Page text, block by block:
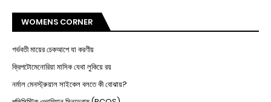
WOMENS CORNER
গর্ভবতী মায়ের চেকআপে যা করণীয়
ক্রিপটোমেনোরিয়া মাসিক যেথা লুকিয়ে রয়
নর্মাল মেনস্ট্রুয়াল সাইকেল বলতে কী বোঝায়?